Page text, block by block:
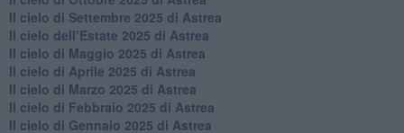
Il cielo di Settembre 2025 di Astrea
Il cielo dell’Estate 2025 di Astrea
​Il cielo di Maggio 2025 di Astrea
​Il cielo di Aprile 2025 di Astrea
Il cielo di Marzo 2025 di Astrea
​Il cielo di Febbraio 2025 di Astrea
Il cielo di Gennaio 2025 di Astrea